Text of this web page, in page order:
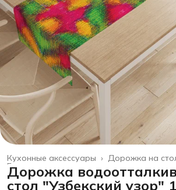
Дорожка на
Кухонные аксессуары ›
Главная
Дорожка
стол "Узбекский узор"